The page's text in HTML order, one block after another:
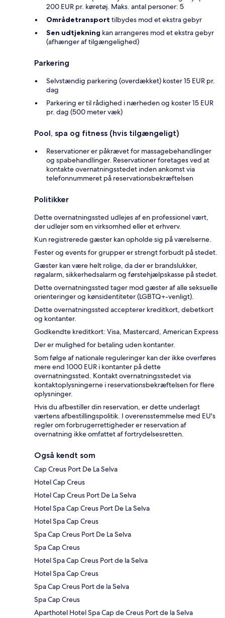
200 EUR pr. køretøj. Maks. antal personer: 5
Områdetransport tilbydes mod et ekstra gebyr
Sen udtjekning kan arrangeres mod et ekstra gebyr
(afhænger af tilgængelighed)
Parkering
Selvstændig parkering (overdækket) koster 15 EUR pr.
dag
Parkering er til rådighed i nærheden og koster 15 EUR
pr. dag (500 meter væk)
Pool, spa og fitness (hvis tilgængeligt)
Reservationer er påkrævet for massagebehandlinger
og spabehandlinger. Reservationer foretages ved at
kontakte overnatningsstedet inden ankomst via
telefonnummeret på reservationsbekræftelsen
Politikker
Dette overnatningssted udlejes af en professionel vært,
der udlejer som en virksomhed eller et erhverv.
Kun registrerede gæster kan opholde sig på værelserne.
Fester og events for grupper er strengt forbudt på stedet.
Gæster kan være helt rolige, da der er brandslukker,
røgalarm, sikkerhedsalarm og førstehjælpskasse på stedet.
Dette overnatningssted tager mod gæster af alle seksuelle
orienteringer og kønsidentiteter (LGBTQ+-venligt).
Dette overnatningssted accepterer kreditkort, debetkort
og kontanter.
Godkendte kreditkort: Visa, Mastercard, American Express
Der er mulighed for betaling uden kontanter.
Som følge af nationale reguleringer kan der ikke overføres
mere end 1000 EUR i kontanter på dette
overnatningssted. Kontakt overnatningsstedet via
kontaktoplysningerne i reservationsbekræftelsen for flere
oplysninger.
Hvis du afbestiller din reservation, er dette underlagt
værtens afbestillingspolitik. I overensstemmelse med EU's
regler om forbrugerrettigheder er reservation af
overnatning ikke omfattet af fortrydelsesretten.
Også kendt som
Cap Creus Port De La Selva
Hotel Cap Creus
Hotel Cap Creus Port De La Selva
Hotel Spa Cap Creus Port De La Selva
Hotel Spa Cap Creus
Spa Cap Creus Port De La Selva
Spa Cap Creus
Hotel Spa Cap Creus Port de la Selva
Hotel Spa Cap Creus
Spa Cap Creus Port de la Selva
Spa Cap Creus
Aparthotel Hotel Spa Cap de Creus Port de la Selva